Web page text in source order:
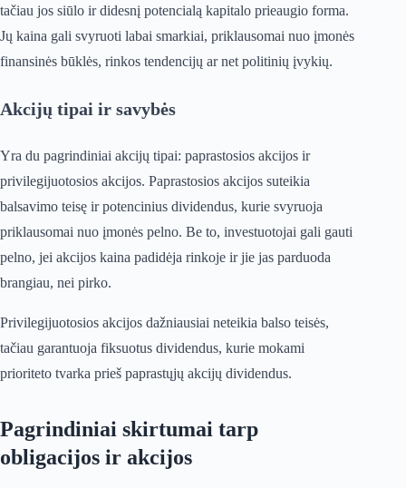
tačiau jos siūlo ir didesnį potencialą kapitalo prieaugio forma.
Jų kaina gali svyruoti labai smarkiai, priklausomai nuo įmonės
finansinės būklės, rinkos tendencijų ar net politinių įvykių.
Akcijų tipai ir savybės
Yra du pagrindiniai akcijų tipai: paprastosios akcijos ir
privilegijuotosios akcijos. Paprastosios akcijos suteikia
balsavimo teisę ir potencinius dividendus, kurie svyruoja
priklausomai nuo įmonės pelno. Be to, investuotojai gali gauti
pelno, jei akcijos kaina padidėja rinkoje ir jie jas parduoda
brangiau, nei pirko.
Privilegijuotosios akcijos dažniausiai neteikia balso teisės,
tačiau garantuoja fiksuotus dividendus, kurie mokami
prioriteto tvarka prieš paprastųjų akcijų dividendus.
Pagrindiniai skirtumai tarp
obligacijos ir akcijos